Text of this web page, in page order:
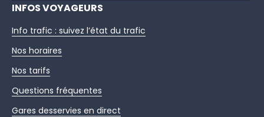
INFOS VOYAGEURS
Info trafic : suivez l’état du trafic
Nos horaires
Nos tarifs
Questions fréquentes
Gares desservies en direct